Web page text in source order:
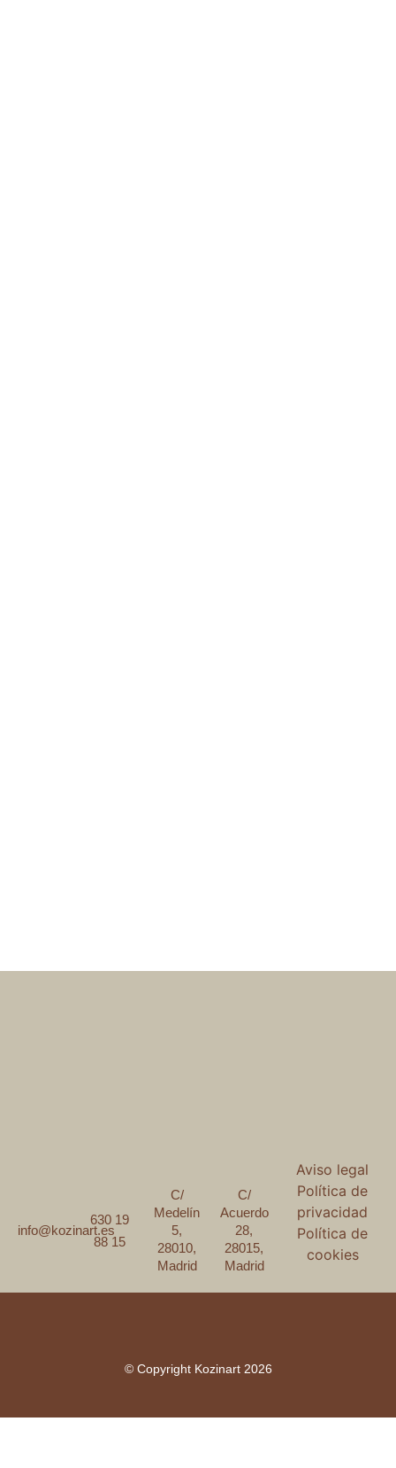
info@kozinart.es
630 19
88 15
C/
Medelín
5,
28010,
Madrid
C/
Acuerdo
28,
28015,
Madrid
Aviso legal
Política de
privacidad
Política de
cookies
© Copyright Kozinart 2026